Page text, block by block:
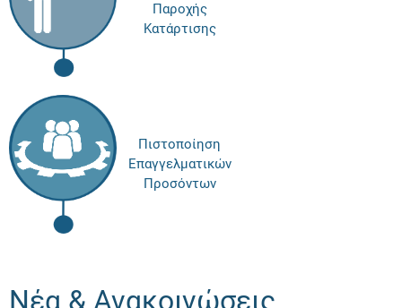
Παροχής
Κατάρτισης
Πιστοποίηση
Επαγγελματικών
Προσόντων
Νέα & Ανακοινώσεις